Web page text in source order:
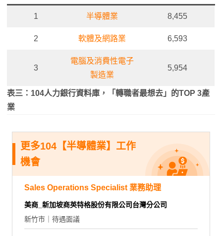
1 半導體業 8,455
2 軟體及網路業 6,593
3
電腦及消費性電子
製造業
5,954
表三：104人力銀行資料庫，「轉職者最想去」的TOP 3產
業
更多104【半導體業】工作
機會
Sales Operations Specialist 業務助理
美商_新加坡商英特格股份有限公司台灣分公司
新竹市｜待遇面議